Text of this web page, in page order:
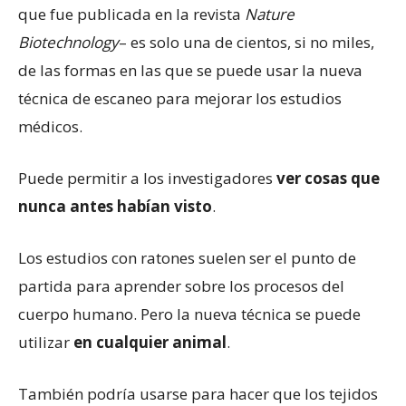
que fue publicada en la revista Nature
Biotechnology– es solo una de cientos, si no miles,
de las formas en las que se puede usar la nueva
técnica de escaneo para mejorar los estudios
médicos.
Puede permitir a los investigadores ver cosas que
nunca antes habían visto.
Los estudios con ratones suelen ser el punto de
partida para aprender sobre los procesos del
cuerpo humano. Pero la nueva técnica se puede
utilizar en cualquier animal.
También podría usarse para hacer que los tejidos